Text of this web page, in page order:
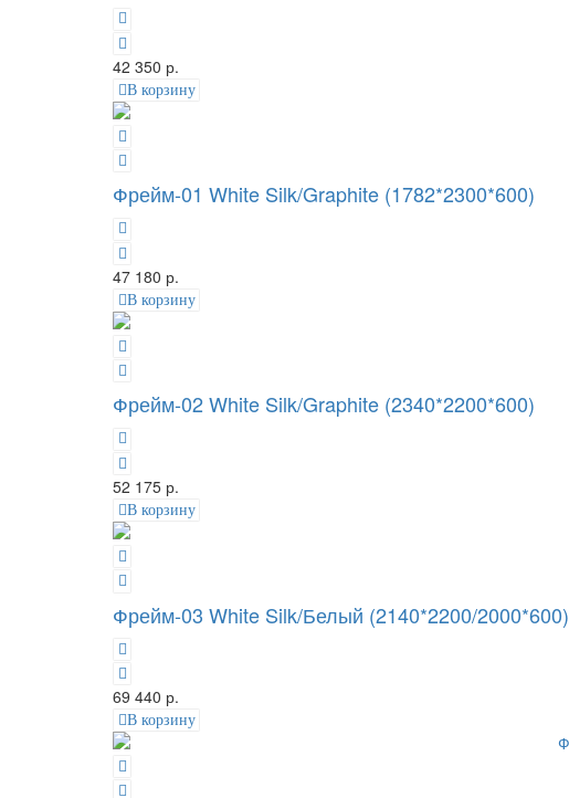
42 350 р.
В корзину
Фрейм-01 White Silk/Graphite (1782*2300*600)
47 180 р.
В корзину
Фрейм-02 White Silk/Graphite (2340*2200*600)
52 175 р.
В корзину
Фрейм-03 White Silk/Белый (2140*2200/2000*600)
69 440 р.
В корзину